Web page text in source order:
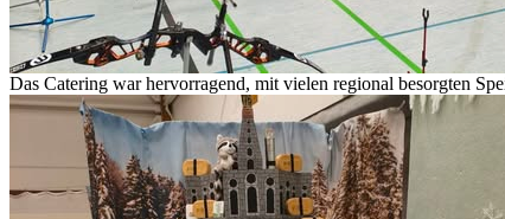
Das Catering war hervorragend, mit vielen regional besorgten